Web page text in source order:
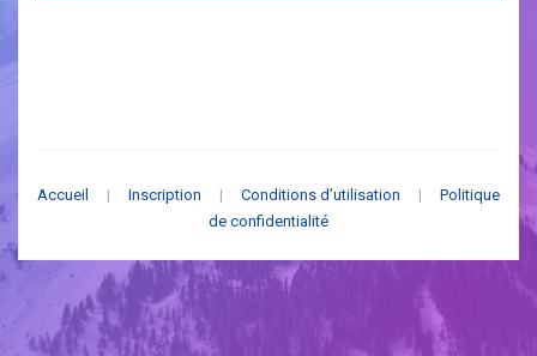
Accueil | Inscription | Conditions d’utilisation |
Politique
de confidentialité